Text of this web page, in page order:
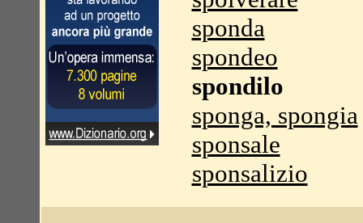
sponda
spondeo
spondilo
sponga, spongia
sponsale
sponsalizio